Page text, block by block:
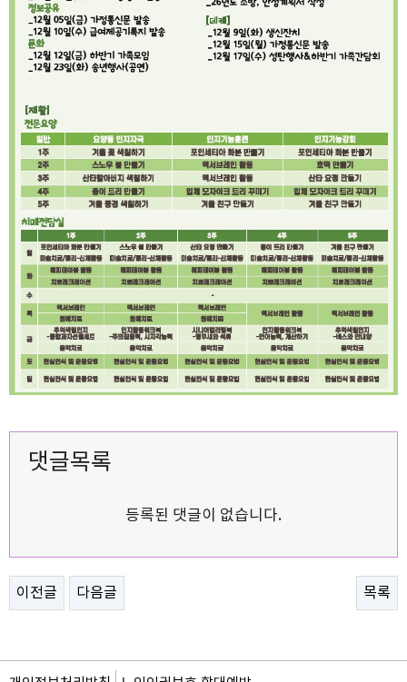
댓글목록
등록된 댓글이 없습니다.
이전글 다음글 목록